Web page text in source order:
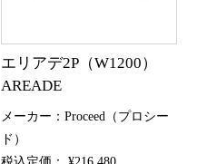
エリアデ2P（W1200）
AREADE
メーカー：Proceed（プロシー
ド）